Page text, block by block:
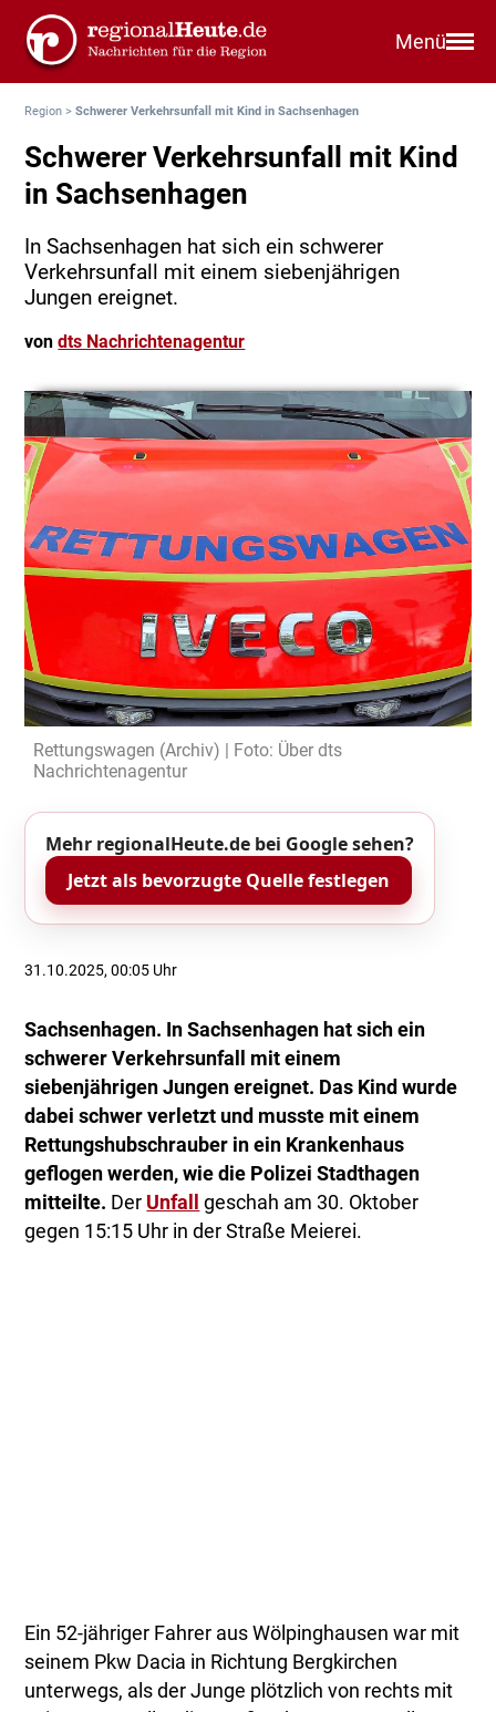
Menü
Region >Schwerer Verkehrsunfall mit Kind in Sachsenhagen
Schwerer Verkehrsunfall mit Kind
in Sachsenhagen
In Sachsenhagen hat sich ein schwerer
Verkehrsunfall mit einem siebenjährigen
Jungen ereignet.
vondts Nachrichtenagentur
Rettungswagen (Archiv) | Foto: Über dts
Nachrichtenagentur
Mehr regionalHeute.de bei Google sehen?
Jetzt als bevorzugte Quelle festlegen
31.10.2025, 00:05 Uhr
Sachsenhagen. In Sachsenhagen hat sich ein
schwerer Verkehrsunfall mit einem
siebenjährigen Jungen ereignet. Das Kind wurde
dabei schwer verletzt und musste mit einem
Rettungshubschrauber in ein Krankenhaus
geflogen werden, wie die Polizei Stadthagen
mitteilte. Der Unfall
geschah am 30. Oktober
gegen 15:15 Uhr in der Straße Meierei.
Ein 52-jähriger Fahrer aus Wölpinghausen war mit
seinem Pkw Dacia in Richtung Bergkirchen
unterwegs, als der Junge plötzlich von rechts mit